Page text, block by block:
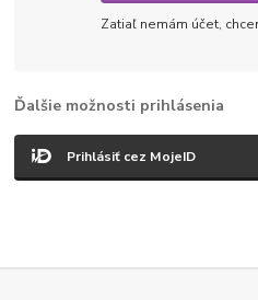
Zatiaľ nemám účet,
Ďalšie možnosti prihlásenia
Prihlásiť cez MojeID